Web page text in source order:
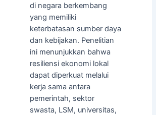
di negara berkembang
yang memiliki
keterbatasan sumber daya
dan kebijakan. Penelitian
ini menunjukkan bahwa
resiliensi ekonomi lokal
dapat diperkuat melalui
kerja sama antara
pemerintah, sektor
swasta, LSM, universitas,